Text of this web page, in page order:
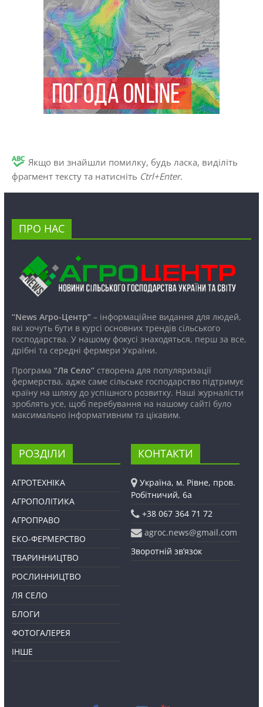
Якщо ви знайшли помилку, будь ласка, виділіть
фрагмент тексту та натисніть Ctrl+Enter.
ПРО НАС
“News Агро-Центр”– інформаційне видання для людей,
які хочуть бути в курсі основних трендів сільського
господарства. У нашому фокусі знаходяться, перш за все,
дрібні та середні фермери України.
Програма “Ля Село”створена для популяризації
фермерства, адже саме сільське господарство підтримує
країну на шляху до успішного розвитку. Наші журналісти
зроблять усе, щоб перебування на нашому сайті було
максимально інформативним та цікавим.
РОЗДІЛИ
АГРОТЕХНІКА
АГРОПОЛІТИКА
АГРОПРАВО
ЕКО-ФЕРМЕРСТВО
ТВАРИННИЦТВО
РОСЛИННИЦТВО
ЛЯ СЕЛО
БЛОГИ
ФОТОГАЛЕРЕЯ
ІНШЕ
КОНТАКТИ
Україна, м. Рівне, пров.
Робітничий, 6а
+38 067 364 71 72
agroc.news@gmail.com
Зворотній зв’язок